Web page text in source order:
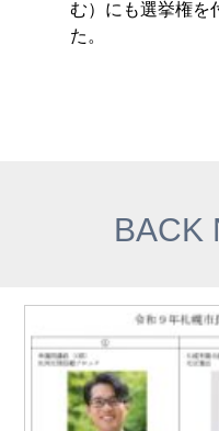
む）にも選挙権を
た。
BACK